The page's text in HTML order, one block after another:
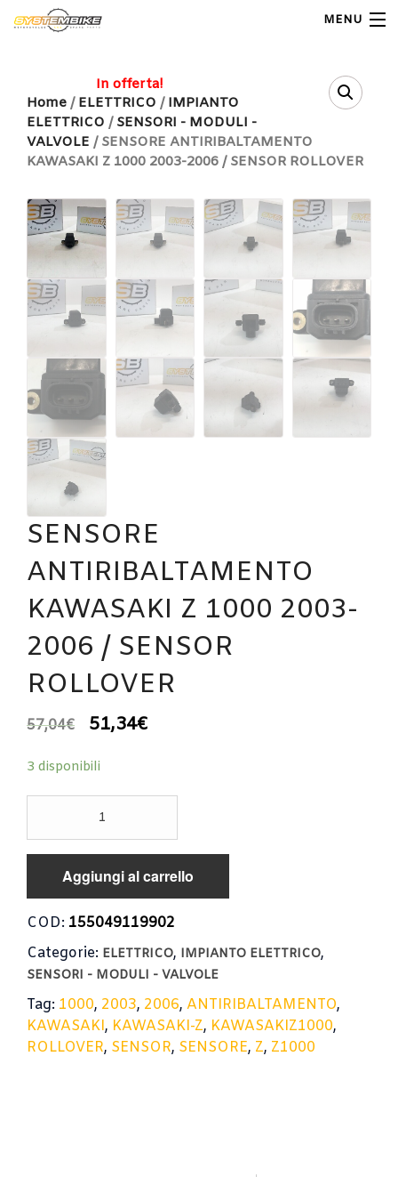
MENU
Home
Shop Moto
Shop Ricambi
Note Generali
Carrello
Contatti
Home / ELETTRICO / IMPIANTO
ELETTRICO / SENSORI - MODULI -
VALVOLE / SENSORE ANTIRIBALTAMENTO
KAWASAKI Z 1000 2003-2006 / SENSOR ROLLOVER
In offerta!
SENSORE
ANTIRIBALTAMENTO
KAWASAKI Z 1000 2003-
2006 / SENSOR
ROLLOVER
57,04€ 51,34€
3 disponibili
ANTIRIBALTAMENTO
KAWASAKI
Z
2003-
2006
SENSOR
ROLLOVER
Aggiungi al carrello
COD: 155049119902
Categorie: ELETTRICO, IMPIANTO ELETTRICO,
SENSORI - MODULI - VALVOLE
Tag: 1000, 2003, 2006, ANTIRIBALTAMENTO,
KAWASAKI, KAWASAKI-Z, KAWASAKIZ1000,
ROLLOVER, SENSOR, SENSORE, Z, Z1000